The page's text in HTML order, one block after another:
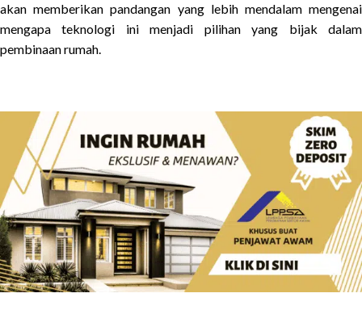
akan memberikan pandangan yang lebih mendalam mengenai
mengapa teknologi ini menjadi pilihan yang bijak dalam
pembinaan rumah.